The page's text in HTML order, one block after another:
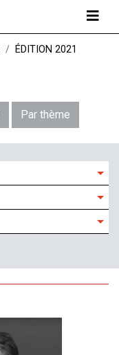
ÉDITION 2021
Par thème